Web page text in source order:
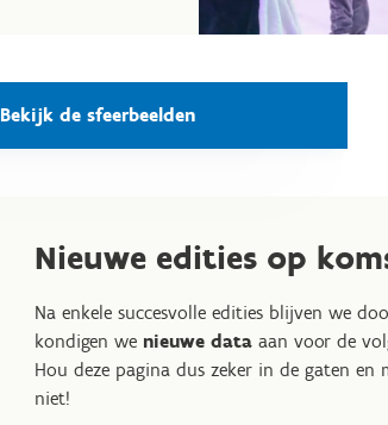
Bekijk de sfeerbeelden
Nieuwe edities op
Na enkele succesvolle edities blijven we
kondigen we nieuwe data aan voor de
Hou deze pagina dus zeker in de gaten en
niet!